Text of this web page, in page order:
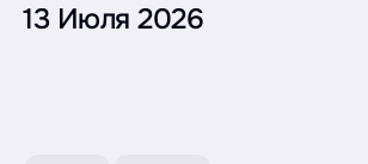
13 Июля 2026